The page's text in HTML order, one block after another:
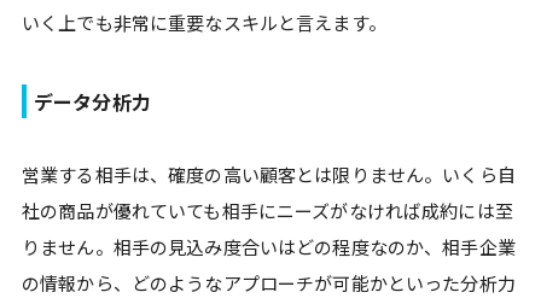
いく上でも非常に重要なスキルと言えます。
データ分析力
営業する相手は、確度の高い顧客とは限りません。いくら自
社の商品が優れていても相手にニーズがなければ成約には至
りません。相手の見込み度合いはどの程度なのか、相手企業
の情報から、どのようなアプローチが可能かといった分析力